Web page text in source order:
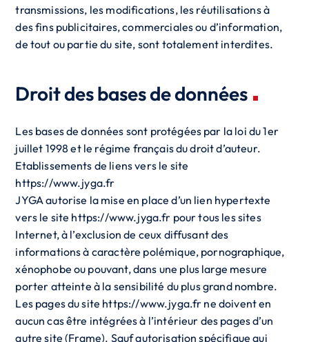
transmissions, les modifications, les réutilisations à
des fins publicitaires, commerciales ou d’information,
de tout ou partie du site, sont totalement interdites.
Droit des bases de données
Les bases de données sont protégées par la loi du 1er
juillet 1998 et le régime français du droit d’auteur.
Etablissements de liens vers le site
https://www.jyga.fr
JYGA autorise la mise en place d’un lien hypertexte
vers le site https://www.jyga.fr pour tous les sites
Internet, à l’exclusion de ceux diffusant des
informations à caractère polémique, pornographique,
xénophobe ou pouvant, dans une plus large mesure
porter atteinte à la sensibilité du plus grand nombre.
Les pages du site https://www.jyga.fr ne doivent en
aucun cas être intégrées à l’intérieur des pages d’un
autre site (Frame). Sauf autorisation spécifique qui